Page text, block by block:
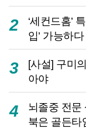
2
‘세컨드홈’
입’ 가능하다
3
[사설] 구미
아야
4
뇌졸중 전
북은 골든타